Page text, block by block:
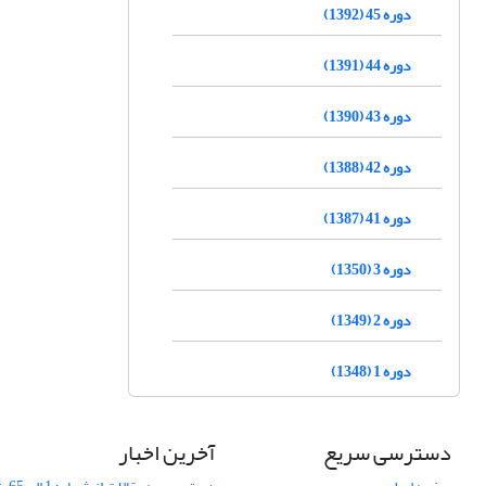
دوره 45 (1392)
دوره 44 (1391)
دوره 43 (1390)
دوره 42 (1388)
دوره 41 (1387)
دوره 3 (1350)
دوره 2 (1349)
دوره 1 (1348)
دسترسی سریع آخرین اخبار